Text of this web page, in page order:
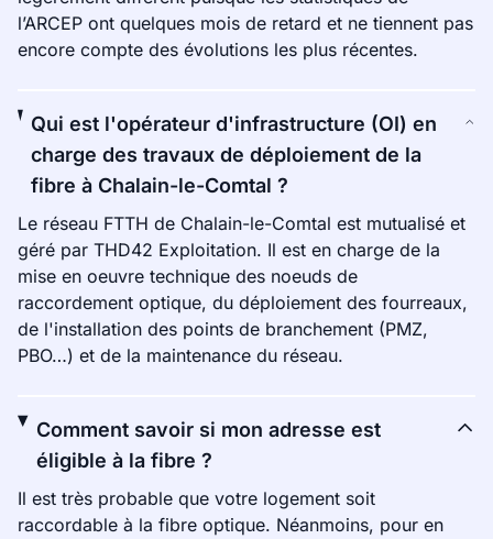
l’ARCEP ont quelques mois de retard et ne tiennent pas
encore compte des évolutions les plus récentes.
Qui est l'opérateur d'infrastructure (OI) en
charge des travaux de déploiement de la
fibre à Chalain-le-Comtal ?
Le réseau FTTH de Chalain-le-Comtal est mutualisé et
géré par THD42 Exploitation. Il est en charge de la
mise en oeuvre technique des noeuds de
raccordement optique, du déploiement des fourreaux,
de l'installation des points de branchement (PMZ,
PBO…) et de la maintenance du réseau.
Comment savoir si mon adresse est
éligible à la fibre ?
Il est très probable que votre logement soit
raccordable à la fibre optique. Néanmoins, pour en